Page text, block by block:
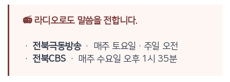
📻 라디오로도 말씀을 전합니다.
· 전북극동방송· 매주 토요일·주일 오전
· 전북CBS· 매주 수요일 오후 1시 35분